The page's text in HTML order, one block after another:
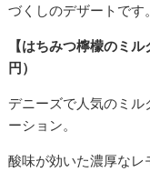
づくしのデザートです。
【はちみつ檸檬のミ
円）
デニーズで人気のミ
ーション。
酸味が効いた濃厚な